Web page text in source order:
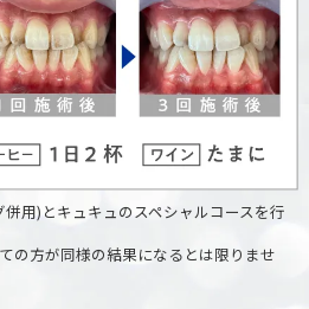
用)とキュキュのスペシャルコースを行
の方が同様の結果になるとは限りませ